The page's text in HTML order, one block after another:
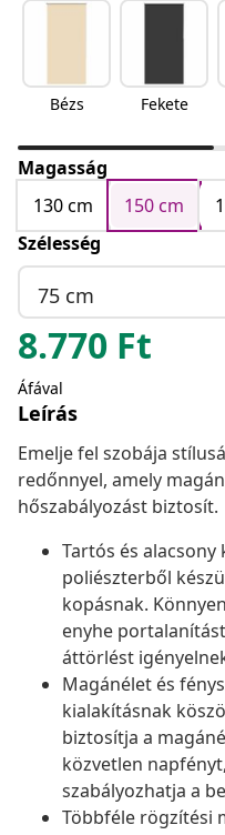
Bézs Fekete
Magasság
130 cm
150 cm
Szélesség
75 cm
8.770 Ft
Áfával
Leírás
Emelje fel szobája
redőnnyel, amely
hőszabályozást biztosít.
Tartós és
poliészterből
kopásnak.
enyhe
áttörlést
Magánélet és
kialakításnak
biztosítja a
közvetlen
szabályozhatja a
Többféle rögzítési